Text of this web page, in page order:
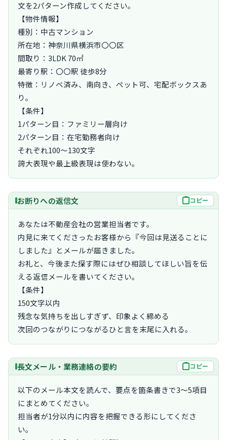
文を2パターン作成してください。
【物件情報】
種別：中古マンション
所在地：神奈川県横浜市〇〇区
間取り：3LDK 70㎡
最寄り駅：〇〇駅 徒歩8分
特徴：リノベ済み、南向き、ペット可、宅配ボックスあ
り。
【条件】
1パターン目：ファミリー層向け
2パターン目：在宅勤務者向け
それぞれ100〜130文字
誇大表現や最上級表現は使わない。
お断りへの返信文 コピー
あなたは不動産会社の営業担当者です。
内見に来てくださったお客様から『今回は見送ることに
しました』とメールが届きました。
お礼と、今後また探す際にはぜひ相談してほしい旨を伝
える返信メールを書いてください。
【条件】
150文字以内
残念な気持ちを出しすぎず、印象よく締める
次回のつながりにつながるひと言を末尾に入れる。
長文メール・業務連絡の要約 コピー
以下のメール本文を読んで、要点を箇条書きで3〜5項目
にまとめてください。
担当者が1分以内に内容を把握できる形にしてくださ
い。